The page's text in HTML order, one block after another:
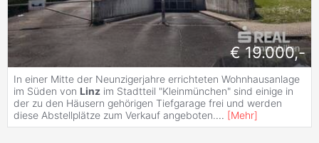
€ 19.000,-
In einer Mitte der Neunzigerjahre errichteten Wohnhausanlage
im Süden von Linz im Stadtteil "Kleinmünchen" sind einige in
der zu den Häusern gehörigen Tiefgarage frei und werden
diese Abstellplätze zum Verkauf angeboten.... [Mehr]